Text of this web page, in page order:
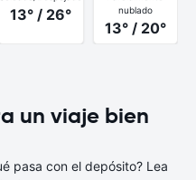
13° / 26°
nublado
13° / 20°
un viaje bien
pasa con el depósito? Lea